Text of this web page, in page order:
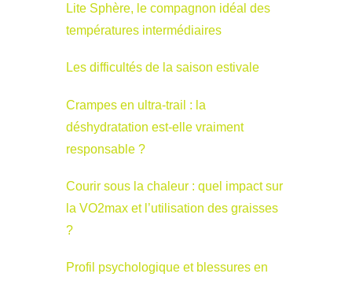
Lite Sphère, le compagnon idéal des
températures intermédiaires
Les difficultés de la saison estivale
Crampes en ultra-trail : la
déshydratation est-elle vraiment
responsable ?
Courir sous la chaleur : quel impact sur
la VO2max et l’utilisation des graisses
?
Profil psychologique et blessures en